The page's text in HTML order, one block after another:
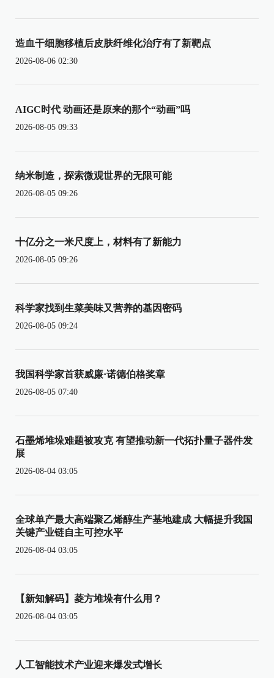
造血干细胞移植后皮肤纤维化治疗有了新靶点
2026-08-06 02:30
AIGC时代 动画还是原来的那个“动画”吗
2026-08-05 09:33
纳米制造，探索微观世界的无限可能
2026-08-05 09:26
十亿分之一米尺度上，材料有了新能力
2026-08-05 09:26
科学家找到生菜美味又营养的基因密码
2026-08-05 09:24
我国科学家首获威廉·诺德伯格奖章
2026-08-05 07:40
石墨烯堆垛难题被攻克 有望推动新一代拓扑量子器件发
展
2026-08-04 03:05
全球单产最大高端聚乙烯醇生产基地建成 大幅提升我国
关键产业链自主可控水平
2026-08-04 03:05
【新知解码】菱方堆垛有什么用？
2026-08-04 03:05
人工智能技术产业迎来爆发式增长